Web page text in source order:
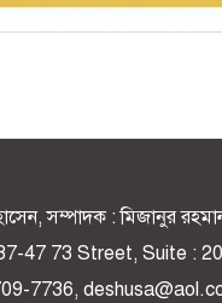
সম্পাদক : মিজানুর
47 73 Street, Suite :
7736,